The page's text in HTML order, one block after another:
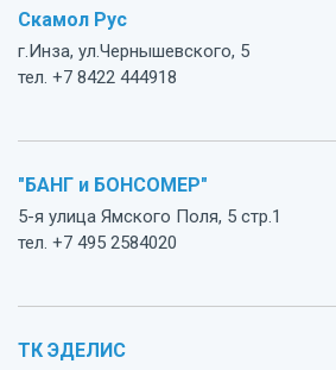
Скамол Рус
г.Инза, ул.Чернышевского, 5
тел. +7 8422 444918
"БАНГ и БОНСОМЕР"
5-я улица Ямского Поля, 5 стр.1
тел. +7 495 2584020
ТК ЭДЕЛИС